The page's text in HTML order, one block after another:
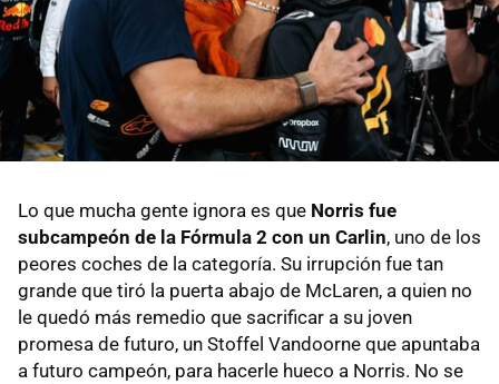
Lo que mucha gente ignora es que Norris fue
subcampeón de la Fórmula 2 con un Carlin, uno de los
peores coches de la categoría. Su irrupción fue tan
grande que tiró la puerta abajo de McLaren, a quien no
le quedó más remedio que sacrificar a su joven
promesa de futuro, un Stoffel Vandoorne que apuntaba
a futuro campeón, para hacerle hueco a Norris. No se